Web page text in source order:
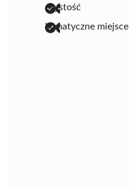
czystość
klimatyczne miejsce